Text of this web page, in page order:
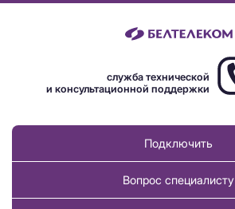
служба технической
и консультационной поддержки
Подключить
Вопрос специалисту